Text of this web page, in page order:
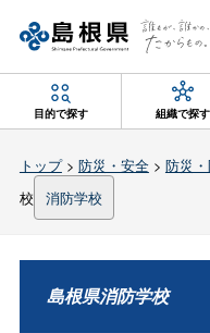
目的で探す 組織で探す
トップ> 防災・安全> 防災
校
消防学校
島根県消防学校